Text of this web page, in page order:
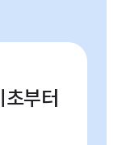
부터